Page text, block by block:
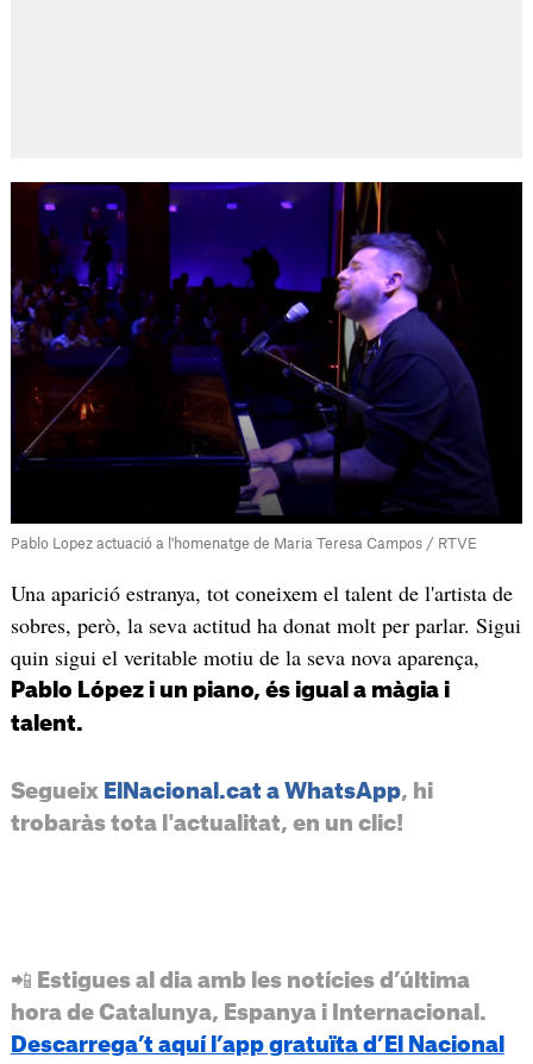
Pablo Lopez actuació a l'homenatge de Maria Teresa Campos / RTVE
Una aparició estranya, tot coneixem el talent de l'artista de
sobres, però, la seva actitud ha donat molt per parlar. Sigui
quin sigui el veritable motiu de la seva nova aparença,
Pablo López i un piano, és igual a màgia i
talent.
Segueix ElNacional.cat a WhatsApp, hi
trobaràs tota l'actualitat, en un clic!
📲 Estigues al dia amb les notícies d’última
hora de Catalunya, Espanya i Internacional.
Descarrega’t aquí l’app gratuïta d’El Nacional